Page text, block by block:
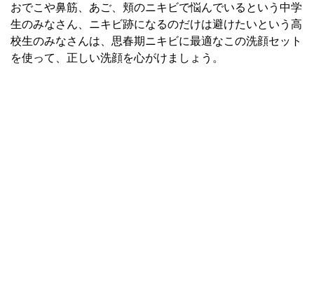
おでこや鼻筋、あご、頬のニキビで悩んでいるという中学
生のみなさん、ニキビ跡になるのだけは避けたいという高
校生のみなさんは、思春期ニキビに最適なこの洗顔セット
を使って、正しい洗顔を心がけましょう。